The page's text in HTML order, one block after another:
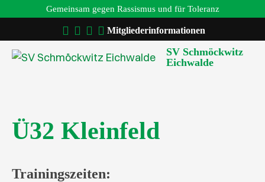
Gemeinsam gegen Rassismus und für Toleranz
Mitgliederinformationen
SV Schmöckwitz
Eichwalde
Ü32 Kleinfeld
Trainingszeiten: